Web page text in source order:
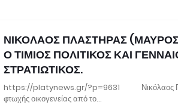
ΝΙΚΟΛΑΟΣ ΠΛΑΣΤΗΡΑΣ
Ο ΤΙΜΙΟΣ ΠΟΛΙΤΙΚΟΣ ΚΑΙ
ΣΤΡΑΤΙΩΤΙΚΟΣ.
https://platynews.gr/?p=9631 Νικόλαος
φτωχής οικογενείας από το…